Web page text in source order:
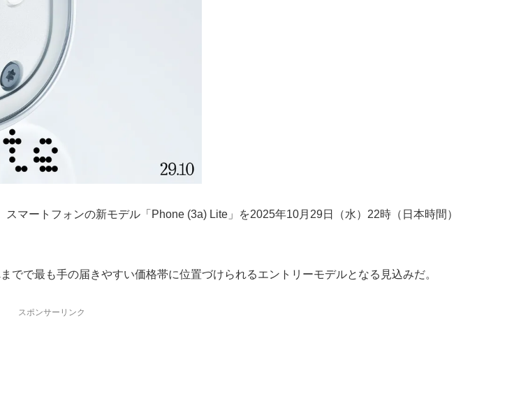
マートフォンの新モデル「Phone (3a) Lite」を2025年10月29日（水）22時（日本時間）
で最も手の届きやすい価格帯に位置づけられるエントリーモデルとなる見込みだ。
スポンサーリンク